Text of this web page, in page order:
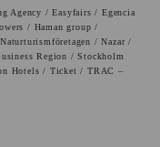
Agency / Easyfairs / Egencia
/ Haman group /
/ Nazar /
Region / Stockholm
Hotels / Ticket / TRAC –